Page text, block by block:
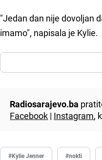
"Jedan dan nije dovoljan
imamo", napisala je Kylie.
Radiosarajevo.ba
Facebook | Instagram,
#Kylie Jenner #nokti